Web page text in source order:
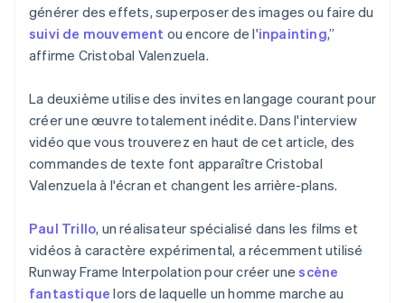
générer des effets, superposer des images ou faire du
suivi de mouvement ou encore de l'inpainting,”
affirme Cristobal Valenzuela.
La deuxième utilise des invites en langage courant pour
créer une œuvre totalement inédite. Dans l'interview
vidéo que vous trouverez en haut de cet article, des
commandes de texte font apparaître Cristobal
Valenzuela à l'écran et changent les arrière-plans.
Paul Trillo, un réalisateur spécialisé dans les films et
vidéos à caractère expérimental, a récemment utilisé
Runway Frame Interpolation pour créer unescène
fantastique lors de laquelle un homme marche au